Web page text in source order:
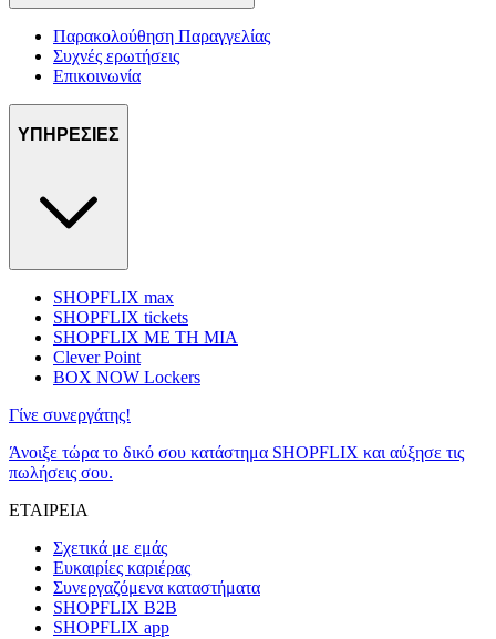
Παρακολούθηση Παραγγελίας
Συχνές ερωτήσεις
Επικοινωνία
ΥΠΗΡΕΣΙΕΣ
SHOPFLIX max
SHOPFLIX tickets
SHOPFLIX ΜΕ ΤΗ ΜΙΑ
Clever Point
BOX NOW Lockers
Γίνε συνεργάτης!
Άνοιξε τώρα το δικό σου κατάστημα SHOPFLIX και αύξησε τις
πωλήσεις σου.
ΕΤΑΙΡΕΙΑ
Σχετικά με εμάς
Ευκαιρίες καριέρας
Συνεργαζόμενα καταστήματα
SHOPFLIX B2B
SHOPFLIX app